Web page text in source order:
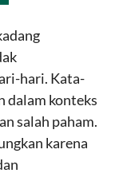
hari. Kata-
dalam konteks
salah paham.
karena